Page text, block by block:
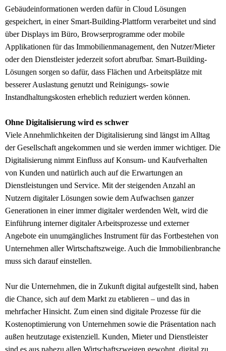
Gebäudeinformationen werden dafür in Cloud Lösungen
gespeichert, in einer Smart-Building-Plattform verarbeitet und sind
über Displays im Büro, Browserprogramme oder mobile
Applikationen für das Immobilienmanagement, den Nutzer/Mieter
oder den Dienstleister jederzeit sofort abrufbar. Smart-Building-
Lösungen sorgen so dafür, dass Flächen und Arbeitsplätze mit
besserer Auslastung genutzt und Reinigungs- sowie
Instandhaltungskosten erheblich reduziert werden können.
Ohne Digitalisierung wird es schwer
Viele Annehmlichkeiten der Digitalisierung sind längst im Alltag
der Gesellschaft angekommen und sie werden immer wichtiger. Die
Digitalisierung nimmt Einfluss auf Konsum- und Kaufverhalten
von Kunden und natürlich auch auf die Erwartungen an
Dienstleistungen und Service. Mit der steigenden Anzahl an
Nutzern digitaler Lösungen sowie dem Aufwachsen ganzer
Generationen in einer immer digitaler werdenden Welt, wird die
Einführung interner digitaler Arbeitsprozesse und externer
Angebote ein unumgängliches Instrument für das Fortbestehen von
Unternehmen aller Wirtschaftszweige. Auch die Immobilienbranche
muss sich darauf einstellen.
Nur die Unternehmen, die in Zukunft digital aufgestellt sind, haben
die Chance, sich auf dem Markt zu etablieren – und das in
mehrfacher Hinsicht. Zum einen sind digitale Prozesse für die
Kostenoptimierung von Unternehmen sowie die Präsentation nach
außen heutzutage existenziell. Kunden, Mieter und Dienstleister
sind es aus nahezu allen Wirtschaftszweigen gewohnt, digital zu